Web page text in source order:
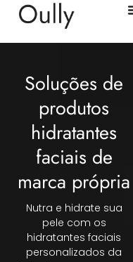
Soluções de
produtos
hidratantes
faciais de
marca própria
Nutra e hidrate sua
pele com os
hidratantes faciais
personalizados da